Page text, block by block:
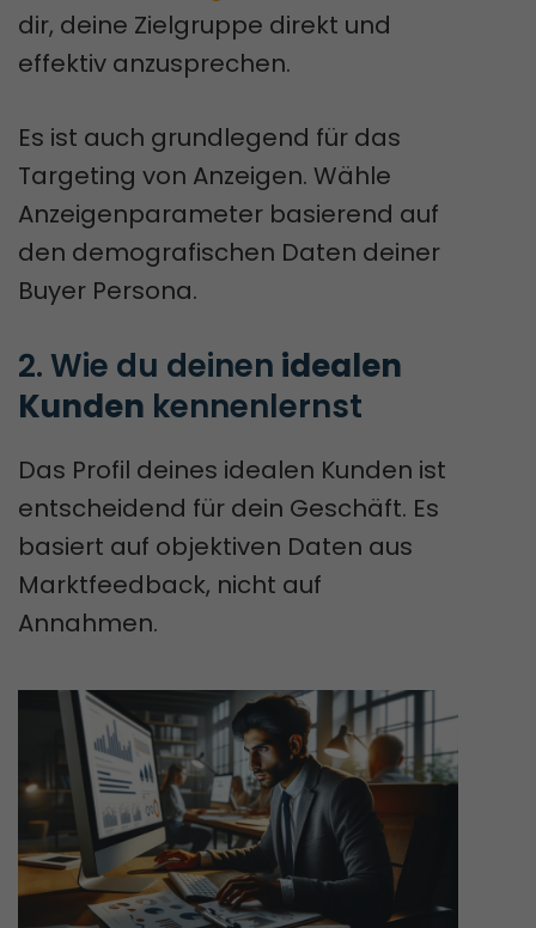
dir, deine Zielgruppe direkt und
effektiv anzusprechen.
Es ist auch grundlegend für das
Targeting von Anzeigen. Wähle
Anzeigenparameter basierend auf
den demografischen Daten deiner
Buyer Persona.
2. Wie du deinen idealen
Kunden kennenlernst
Das Profil deines idealen Kunden ist
entscheidend für dein Geschäft. Es
basiert auf objektiven Daten aus
Marktfeedback, nicht auf
Annahmen.